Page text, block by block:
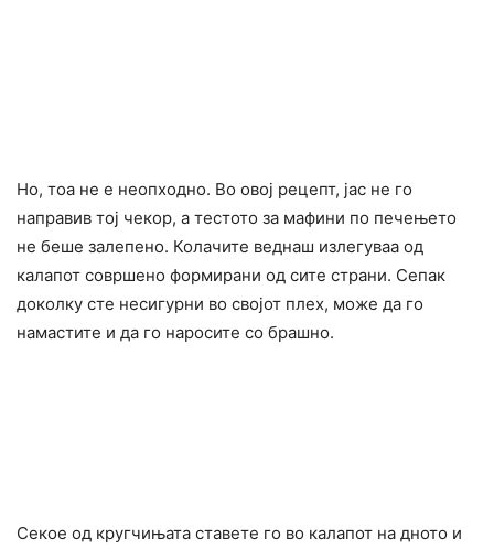
Но, тоа не е неопходно. Во овој рецепт, јас не го
направив тој чекор, а тестото за мафини по печењето
не беше залепено. Колачите веднаш излегуваа од
калапот совршено формирани од сите страни. Сепак
доколку сте несигурни во својот плех, може да го
намастите и да го наросите со брашно.
Секое од кругчињата ставете го во калапот на дното и